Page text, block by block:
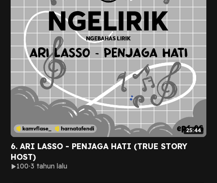
25:44
6. ARI LASSO - PENJAGA HATI (TRUE STORY
HOST)
100 3 tahun lalu